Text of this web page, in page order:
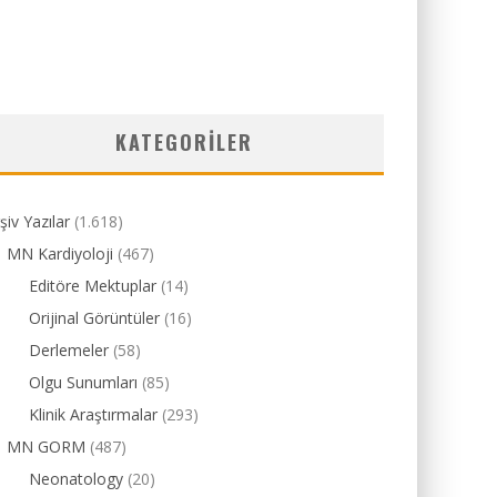
KATEGORILER
Yazılar (1.618)
MN Kardiyoloji (467)
Editöre Mektuplar (14)
Orijinal Görüntüler (16)
Derlemeler (58)
Olgu Sunumları (85)
Klinik Araştırmalar (293)
MN GORM (487)
Neonatology (20)